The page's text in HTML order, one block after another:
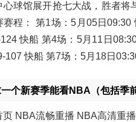
心球馆展开抢七大战，胜者将
赛程： 第1场：5月05日09:30
快船 第4场：5月11日
107 快船 第7场：5月18日
个新赛季能看NBA（包括季
页 NBA流畅重播 NBA高清重